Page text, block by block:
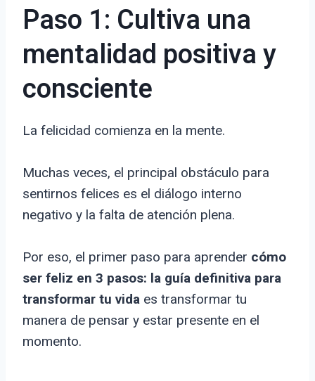
Paso 1: Cultiva una
mentalidad positiva y
consciente
La felicidad comienza en la mente.
Muchas veces, el principal obstáculo para
sentirnos felices es el diálogo interno
negativo y la falta de atención plena.
Por eso, el primer paso para aprender cómo
ser feliz en 3 pasos: la guía definitiva para
transformar tu vida es transformar tu
manera de pensar y estar presente en el
momento.